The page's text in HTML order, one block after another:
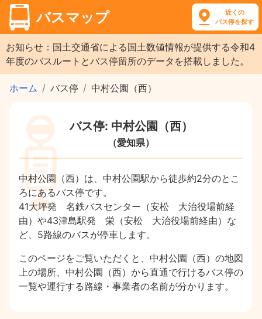
バスマップ
近くの
バス停を探す
お知らせ：国土交通省による国土数値情報が提供する令和4
年度のバスルートとバス停留所のデータを搭載しました。
ホーム バス停 中村公園（西）
バス停: 中村公園（西）
（愛知県）
中村公園（西）は、中村公園駅から徒歩約2分のとこ
ろにあるバス停です。
41大坪発 名鉄バスセンター（安松 大治役場前経
由）や43津島駅発 栄（安松 大治役場前経由）な
ど、5路線のバスが停車します。
このページをご覧いただくと、中村公園（西）の地図
上の場所、中村公園（西）から直通で行けるバス停の
一覧や運行する路線・事業者の名前が分かります。